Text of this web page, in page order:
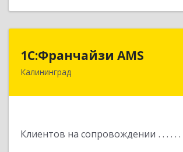
1С:Франчайзи AMS
Калининград
Клиентов на сопровождении
238325, Калининградская обл,